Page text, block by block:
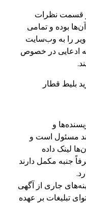
قسمت نظرات
بوده و تمامی
را به وب‌سایت
ادعایی در خصوص
بلیط قطار
و
مسئول است و
لینک داده
جنبه مکمل دارند
جاری از آگهی
تبلیغات بر عهده‌